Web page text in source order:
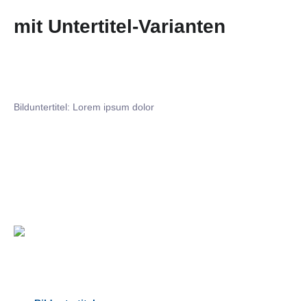
mit Untertitel-Varianten
Bilduntertitel: Lorem ipsum dolor